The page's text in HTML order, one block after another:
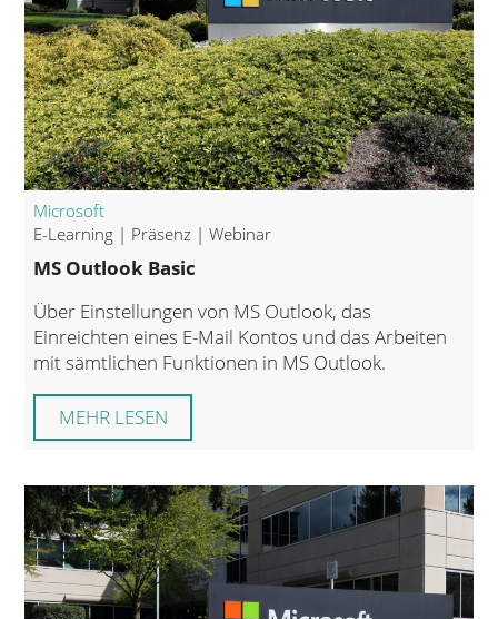
Microsoft
E-Learning | Präsenz | Webinar
MS Outlook Basic
Über Einstellungen von MS Outlook, das
Einreichten eines E-Mail Kontos und das Arbeiten
mit sämtlichen Funktionen in MS Outlook.
MEHR LESEN